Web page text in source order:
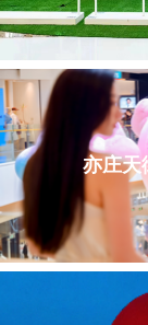
亦庄天